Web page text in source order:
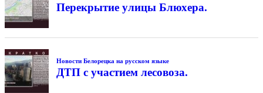
Перекрытие улицы Блюхера.
Новости Белорецка на русском языке
ДТП с участием лесовоза.